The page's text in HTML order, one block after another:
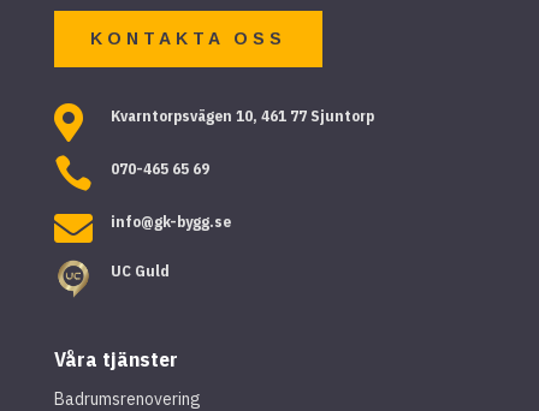
KONTAKTA OSS
 Kvarntorpsvägen 10, 461 77 Sjuntorp
 070-465 65 69
 info@gk-bygg.se
UC Guld
Våra tjänster
Badrumsrenovering